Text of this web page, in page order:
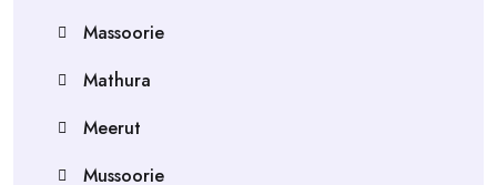
Massoorie
Mathura
Meerut
Mussoorie